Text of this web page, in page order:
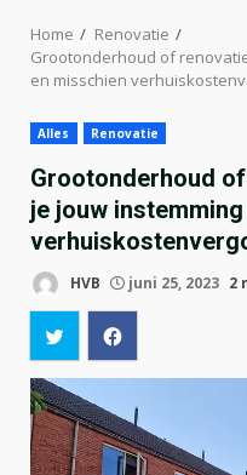
Home
Renovatie
Grootonderhoud of
en misschien
Alles Renovatie
Grootonderhoud
je jouw
HVB juni 25, 2023 2